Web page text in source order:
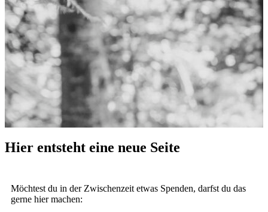
Hier entsteht eine neue Seite
Möchtest du in der Zwischenzeit etwas Spenden, darfst du das
gerne hier machen: